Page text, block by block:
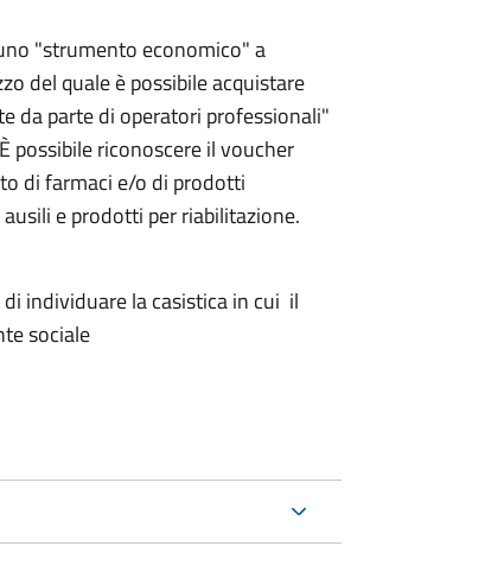
"strumento economico" a
del quale è possibile acquistare
da parte di operatori professionali"
possibile riconoscere il voucher
di farmaci e/o di prodotti
e prodotti per riabilitazione.
individuare la casistica in cui il
sociale